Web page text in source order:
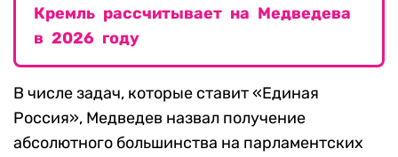
Кремль рассчитывает на Медведева
в 2026 году
В числе задач, которые ставит «Единая
Россия», Медведев назвал получение
абсолютного большинства на парламентских